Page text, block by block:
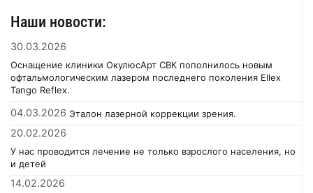
Наши новости:
30.03.2026
Оснащение клиники ОкулюсАрт СВК пополнилось новым
офтальмологическим лазером последнего поколения Ellex
Tango Reflex.
04.03.2026 Эталон лазерной коррекции зрения.
20.02.2026
У нас проводится лечение не только взрослого населения, но
и детей
14.02.2026